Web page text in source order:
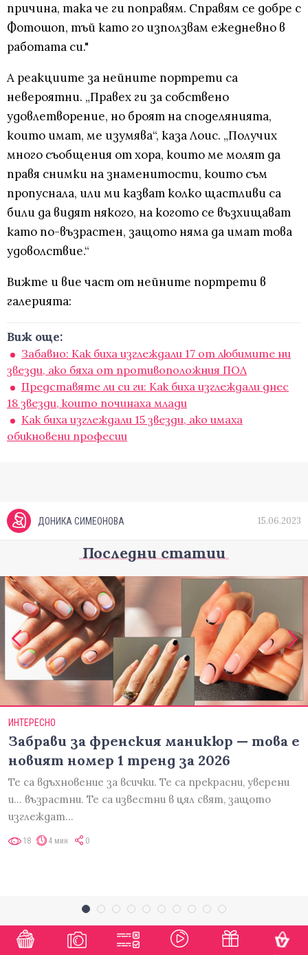
причина, така че ги поправям. Справям се добре с
Фотошоп, тъй като го използвам ежедневно в
работата си."
А реакциите за нейните портрети са
невероятни. „Правех ги за собствено
удовлетворение, но броят на споделянията,
които имат, ме изумява“, каза Лоис. „Получих
много съобщения от хора, които ме молят да
правя снимки на знаменитости, които съм
пропуснала, или ми казват колко щастливи са
били да видят някого, на когото се възхищават
като по-възрастен, защото няма да имат това
удоволствие.“
Вижте и вие част от нейните портрети в
галерията:
Виж още:
Забавно: Как биха изглеждали 17 от любимите ни
звезди, ако бяха от противоположния ПОЛ
Представяте ли си ги: Как биха изглеждали днес
18 звезди, които починаха млади
Как биха изглеждали 15 звезди, ако имаха
обикновени професии
ДОНИКА СИМЕОНОВА 15.06.2023
Последни статии
ИНТЕРЕСНО
Забрави за френския маникюр — това е
новият номер 1 тренд за 2026
Те са вдъхновение за всички. Те са прекрасни, уверени
и... възрастни. Те са известни в цял свят, защото
изглеждат…
18 4 мин 0